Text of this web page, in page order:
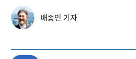
배종인 기자